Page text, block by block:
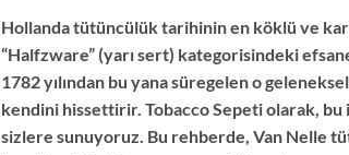
Hollanda tütüncülük tarihinin en köklü ve
“Halfzware” (yarı sert) kategorisindeki
1782 yılından bu yana süregelen o
kendini hissettirir. Tobacco Sepeti olarak,
sizlere sunuyoruz. Bu rehberde, Van Nelle